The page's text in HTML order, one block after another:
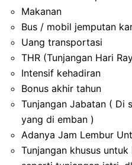
Makanan
Bus / mobil jemputan
Uang transportasi
THR (Tunjangan Hari
Intensif kehadiran
Bonus akhir tahun
Tunjangan Jabatan ( Di
yang di emban )
Adanya Jam Lembur
Tunjangan khusus